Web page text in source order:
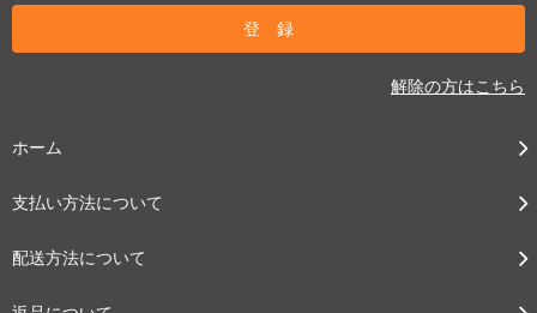
解除の方はこちら
ホーム
支払い方法について
配送方法について